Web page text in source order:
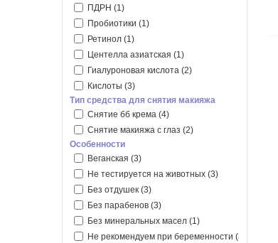
ПДРН (1)
Пробиотики (1)
Ретинол (1)
Центелла азиатская (1)
Гиалуроновая кислота (2)
Кислоты (3)
Тип средства для снятия макияжа
Снятие бб крема (4)
Снятие макияжа с глаз (2)
Особенности
Веганская (3)
Не тестируется на животных (3)
Без отдушек (3)
Без парабенов (3)
Без минеральных масел (1)
Не рекомендуем при беременности (8)